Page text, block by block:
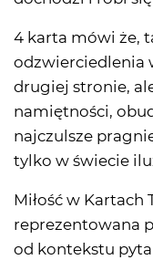
4 karta mówi że,
odzwierciedlenia
drugiej stronie,
namiętności,
najczulsze
tylko w świecie
Miłość w Kartach
reprezentowana
od kontekstu